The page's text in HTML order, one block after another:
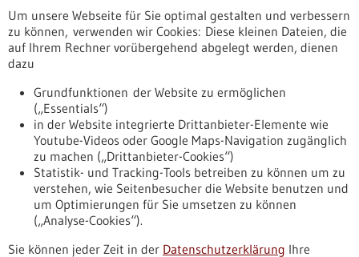
Erscheinungsdatum
Nach oben
Um unsere Webseite für Sie optimal gestalten und verbessern
zu können, verwenden wir Cookies: Diese kleinen Dateien, die
auf Ihrem Rechner vorübergehend abgelegt werden, dienen
dazu
Grundfunktionen der Website zu ermöglichen
(„Essentials“)
in der Website integrierte Drittanbieter-Elemente wie
Youtube-Videos oder Google Maps-Navigation zugänglich
zu machen („Drittanbieter-Cookies“)
Statistik- und Tracking-Tools betreiben zu können um zu
verstehen, wie Seitenbesucher die Website benutzen und
um Optimierungen für Sie umsetzen zu können
(„Analyse-Cookies“).
Sie können jeder Zeit in der Datenschutzerklärung Ihre